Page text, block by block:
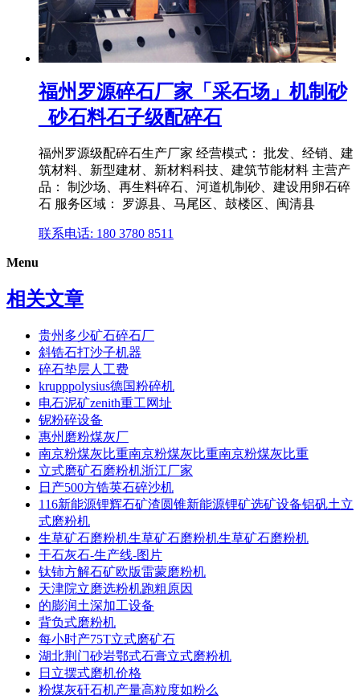
福州罗源碎石厂家「采石场」机制砂
_砂石料石子级配碎石
福州罗源级配碎石生产厂家 经营模式： 批发、经销、建
筑材料、新型建材、新材料科技、建筑节能材料 主营产
品： 制沙场、再生料碎石、河道机制砂、建设用卵石碎
石 服务区域： 罗源县、马尾区、鼓楼区、闽清县
联系电话: 180 3780 8511
Menu
相关文章
贵州多少矿石碎石厂
斜锆石打沙子机器
碎石垫层人工费
krupppolysius德国粉碎机
电石泥矿zenith重工网址
铌粉碎设备
惠州磨粉煤灰厂
南京粉煤灰比重南京粉煤灰比重南京粉煤灰比重
立式磨矿石磨粉机浙江厂家
日产500方锆英石碎沙机
116新能源锂辉石矿渣圆锥新能源锂矿选矿设备铝矾土立
式磨粉机
生草矿石磨粉机生草矿石磨粉机生草矿石磨粉机
干石灰石-生产线-图片
钛铈方解石矿欧版雷蒙磨粉机
天津院立磨选粉机跑粗原因
的膨润土深加工设备
背负式磨粉机
每小时产75T立式磨矿石
湖北荆门砂岩鄂式石膏立式磨粉机
日立摆式磨机价格
粉煤灰矸石机产量高粒度如粉么